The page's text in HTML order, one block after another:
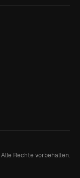
Alle Rechte vorbehalten.